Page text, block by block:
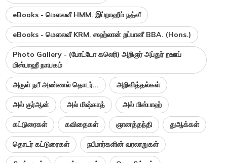
eBooks - மௌலவீ HMM. இப்றாஹீம் நத்வீ
eBooks - மௌலவீ KRM. ஸஹ்லான் றப்பானீ BBA. (Hons.)
Photo Gallery - (போட்டோ கலெரி) அறிஞர் அப்துர் றஊப்
மிஸ்பாஹீ நாயகம்
அருள் நபீ அண்ணல் தொடர்... அறிவித்தல்கள்
அல் குர்ஆன் அல் மிஷ்காத் அல் மிஸ்பாஹ்
கட்டுரைகள் கவிதைகள் ஞானத்தந்தி துஆக்கள்
தொடர் கட்டுரைகள் நபீமார்களின் வரலாறுகள்